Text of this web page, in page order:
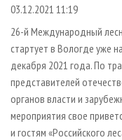
ПРОИЗВОДСТВО
ДЕРЕВЯННОЕ
ПРОИЗВОДСТВО
БИОЭНЕРГЕТИКА
ЦБП
ИНСТРУМЕНТ И
МОБИЛЬНЫЕ
ОФИЦИАЛЬНЫЕ
ПРИОРИТЕТНЫЕ
RUSSIAN FORESTRY
ГАЗЕТА
БИБЛИОТЕКА
РЕКЛАМА НА САЙТЕ
03.12.2021 11:19
26-й Международный
стартует в Вологде уже
декабря 2021 года. По
представителей
органов власти и
мероприятия свое
и гостям «Российского